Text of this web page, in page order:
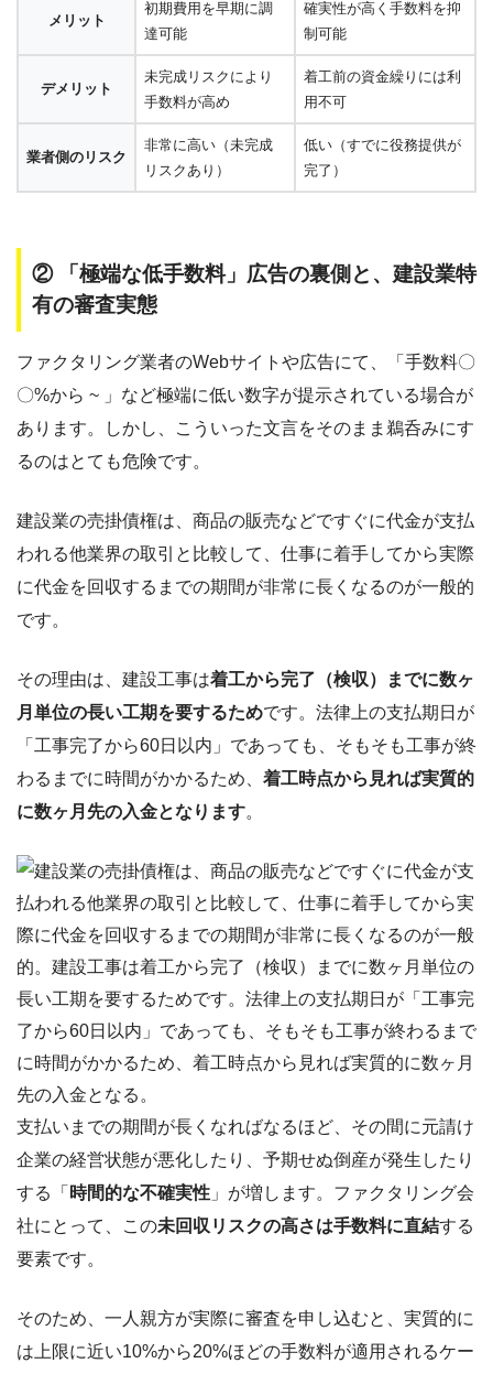
メリット
初期費用を早期に調
達可能
確実性が高く手数料を抑
制可能
デメリット
未完成リスクにより
手数料が高め
着工前の資金繰りには利
用不可
業者側のリスク
非常に高い（未完成
リスクあり）
低い（すでに役務提供が
完了）
② 「極端な低手数料」広告の裏側と、建設業特
有の審査実態
ファクタリング業者のWebサイトや広告にて、「手数料〇
〇%から ~ 」など極端に低い数字が提示されている場合が
あります。しかし、こういった文言をそのまま鵜呑みにす
るのはとても危険です。
建設業の売掛債権は、商品の販売などですぐに代金が支払
われる他業界の取引と比較して、仕事に着手してから実際
に代金を回収するまでの期間が非常に長くなるのが一般的
です。
その理由は、建設工事は着工から完了（検収）までに数ヶ
月単位の長い工期を要するためです。法律上の支払期日が
「工事完了から60日以内」であっても、そもそも工事が終
わるまでに時間がかかるため、 着工時点から見れば実質的
に数ヶ月先の入金となります。
支払いまでの期間が長くなればなるほど、その間に元請け
企業の経営状態が悪化したり、予期せぬ倒産が発生したり
する「 時間的な不確実性 」が増します。ファクタリング会
社にとって、この未回収リスクの高さは手数料に直結する
要素です。
そのため、一人親方が実際に審査を申し込むと、実質的に
は上限に近い10%から20%ほどの手数料が適用されるケー